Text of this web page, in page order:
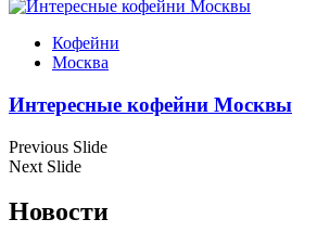
Кофейни
Москва
Интересные кофейни Москвы
Previous Slide
Next Slide
Новости